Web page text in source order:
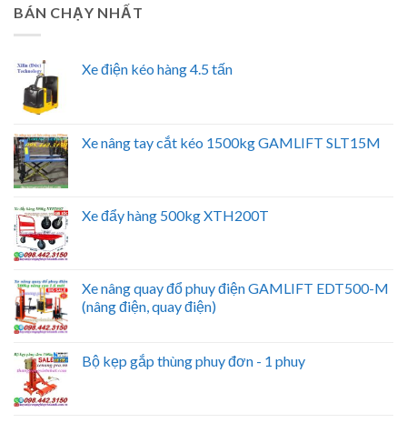
BÁN CHẠY NHẤT
Xe điện kéo hàng 4.5 tấn
Xe nâng tay cắt kéo 1500kg GAMLIFT SLT15M
Xe đẩy hàng 500kg XTH200T
Xe nâng quay đổ phuy điện GAMLIFT EDT500-M
(nâng điện, quay điện)
Bộ kẹp gắp thùng phuy đơn - 1 phuy